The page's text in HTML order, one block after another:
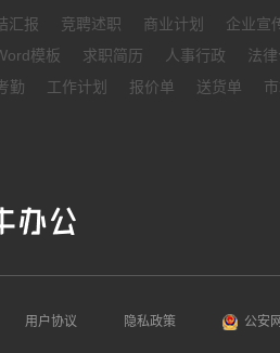
汇报 竞聘述职 商业计划
企业宣
模板 求职简历 人事行政
法
勤 工作计划 报价单 送货单
用户协议 隐私政策 公安